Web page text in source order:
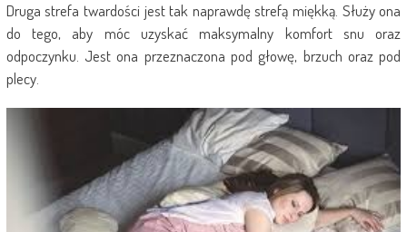
Druga strefa twardości jest tak naprawdę strefą miękką. Służy ona
do tego, aby móc uzyskać maksymalny komfort snu oraz
odpoczynku. Jest ona przeznaczona pod głowę, brzuch oraz pod
plecy.